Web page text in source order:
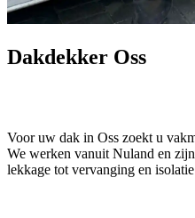
Dakdekker Oss
Voor uw dak in Oss zoekt u
We werken vanuit Nuland en
lekkage tot vervanging en